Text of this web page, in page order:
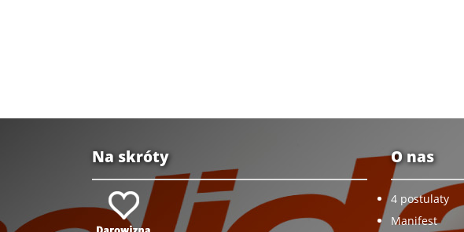
Na skróty O nas
4 postulaty
Manifest